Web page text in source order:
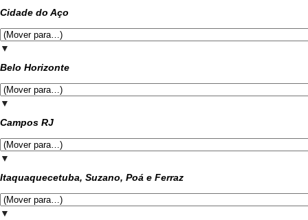
Cidade do Aço
▼
Belo Horizonte
▼
Campos RJ
▼
Itaquaquecetuba, Suzano, Poá e Ferraz
▼